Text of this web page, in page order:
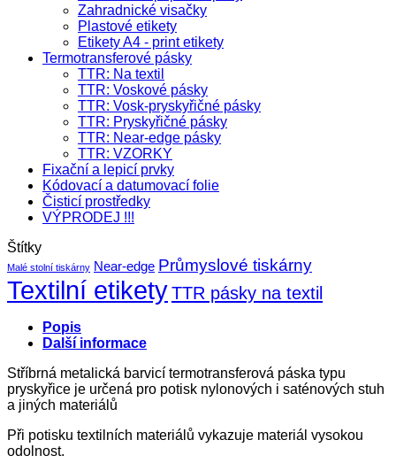
Zahradnické visačky
Plastové etikety
Etikety A4 - print etikety
Termotransferové pásky
TTR: Na textil
TTR: Voskové pásky
TTR: Vosk-pryskyřičné pásky
TTR: Pryskyřičné pásky
TTR: Near-edge pásky
TTR: VZORKY
Fixační a lepicí prvky
Kódovací a datumovací folie
Čisticí prostředky
VÝPRODEJ !!!
Štítky
Malé stolní tiskárny Near-edge Průmyslové tiskárny
Textilní etiketyTTR pásky na textil
Popis
Další informace
Stříbrná metalická barvicí termotransferová páska typu
pryskyřice je určená pro potisk nylonových i saténových stuh
a jiných materiálů
Při potisku textilních materiálů vykazuje materiál vysokou
odolnost.